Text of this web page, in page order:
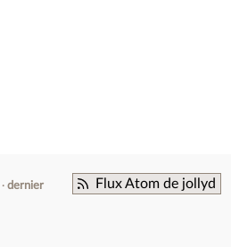
Flux Atom de jollyd
dernier